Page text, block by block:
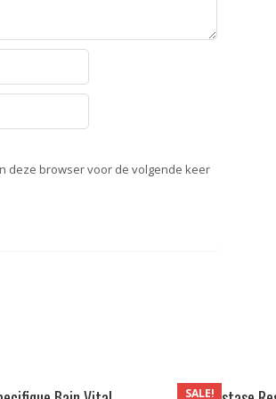
deze browser voor de volgende keer
SALE!